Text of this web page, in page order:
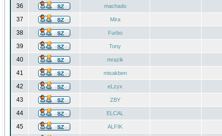
36 machado
37 Mira
38 Furbo
39 Tony
40 mrazik
41 misakben
42 eLzyx
43 ZBY
44 ELCAL
45 ALFIK